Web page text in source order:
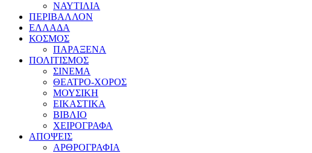
ΝΑΥΤΙΛΙΑ
ΠΕΡΙΒΑΛΛΟΝ
ΕΛΛΑΔΑ
ΚΟΣΜΟΣ
ΠΑΡΑΞΕΝΑ
ΠΟΛΙΤΙΣΜΟΣ
ΣΙΝΕΜΑ
ΘΕΑΤΡΟ-ΧΟΡΟΣ
ΜΟΥΣΙΚΗ
ΕΙΚΑΣΤΙΚΑ
ΒΙΒΛΙΟ
ΧΕΙΡΟΓΡΑΦΑ
ΑΠΟΨΕΙΣ
ΑΡΘΡΟΓΡΑΦΙΑ